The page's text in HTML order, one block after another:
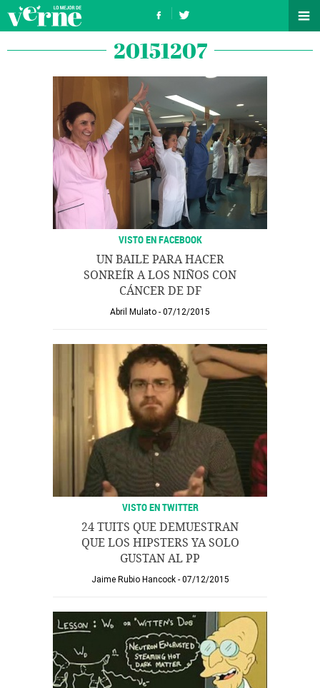
20151207
VISTO EN FACEBOOK
UN BAILE PARA HACER
SONREÍR A LOS NIÑOS CON
CÁNCER DE DF
Abril Mulato 07/12/2015
VISTO EN TWITTER
24 TUITS QUE DEMUESTRAN
QUE LOS HIPSTERS YA SOLO
GUSTAN AL PP
Jaime Rubio Hancock 07/12/2015